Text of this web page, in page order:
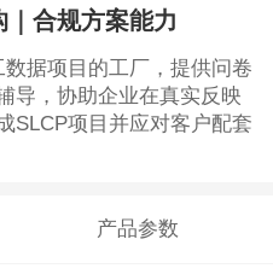
合规方案能力
据项目的工厂，提供问卷
导，协助企业在真实反映
SLCP项目并应对客户配套
产品参数